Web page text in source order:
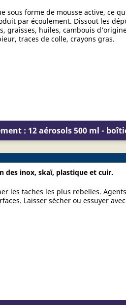
sous forme de mousse active, ce
par écoulement. Dissout les
graisses, huiles, cambouis
traces de colle, crayons gras.
: 12 aérosols 500 ml -
inox, skaï, plastique et cuir.
les taches les plus rebelles.
Laisser sécher ou essuyer